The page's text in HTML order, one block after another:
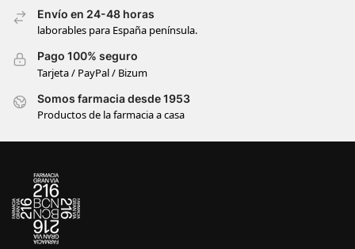
Envío en 24-48 horas
laborables para España península.
Pago 100% seguro
Tarjeta / PayPal / Bizum
Somos farmacia desde 1953
Productos de la farmacia a casa